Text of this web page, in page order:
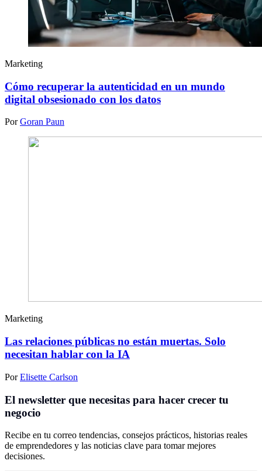
Marketing
Cómo recuperar la autenticidad en un mundo
digital obsesionado con los datos
PorGoran Paun
Marketing
Las relaciones públicas no están muertas. Solo
necesitan hablar con la IA
PorElisette Carlson
El newsletter que necesitas para hacer crecer tu
negocio
Recibe en tu correo tendencias, consejos prácticos, historias reales
de emprendedores y las noticias clave para tomar mejores
decisiones.